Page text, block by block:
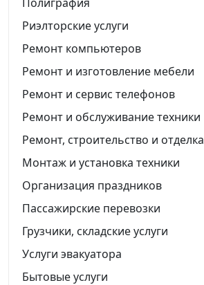
Риэлторские услуги
Ремонт компьютеров
Ремонт и изготовление мебели
Ремонт и сервис телефонов
Ремонт и обслуживание техники
Ремонт, строительство и отделка
Монтаж и установка техники
Организация праздников
Пассажирские перевозки
Грузчики, складские услуги
Услуги эвакуатора
Бытовые услуги